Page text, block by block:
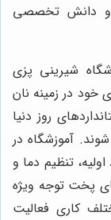
و دانش تخصصی
شیرینی پزی
خود در زمینه نان
روز دنیا
آموزشگاه در
تنظیم دما و
پخت توجه ویژه
کاری فعالیت